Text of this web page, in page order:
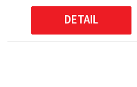
DETAIL